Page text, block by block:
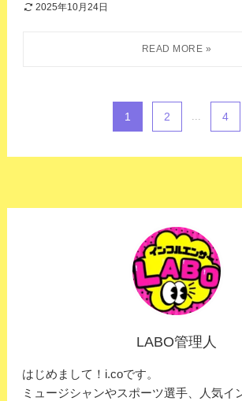
2025年10月24日
1 2 4
LABO管理人
はじめまして！i.coです。
ミュージシャンやスポーツ選手、人気イ